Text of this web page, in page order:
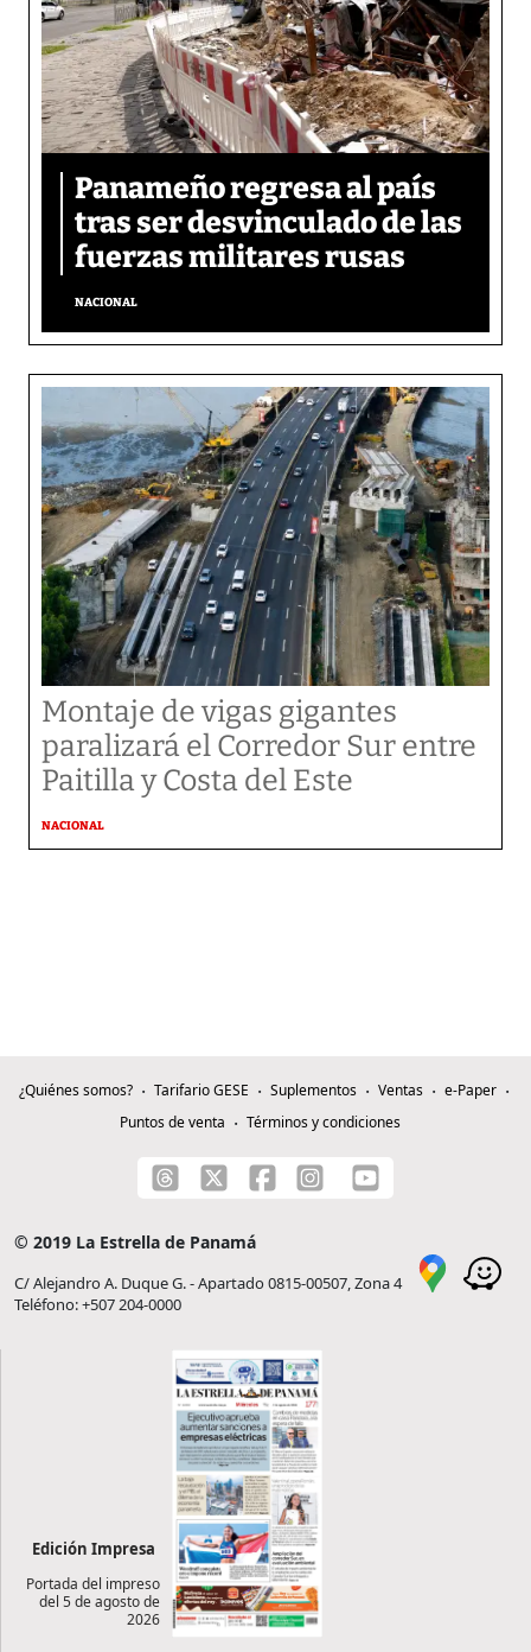
Panameño regresa al país
tras ser desvinculado de las
fuerzas militares rusas
NACIONAL
Montaje de vigas gigantes
paralizará el Corredor Sur entre
Paitilla y Costa del Este
NACIONAL
¿Quiénes somos? Tarifario GESE Suplementos Ventas
e-Paper
Puntos de venta
Términos y condiciones
© 2019 La Estrella de Panamá
C/ Alejandro A. Duque G. - Apartado 0815-00507, Zona 4
Teléfono: +507 204-0000
Edición Impresa
Portada del impreso
del 5 de agosto de
2026